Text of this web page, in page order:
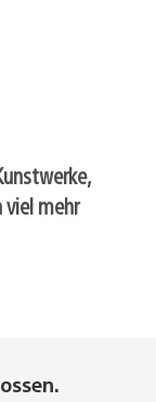
viel mehr